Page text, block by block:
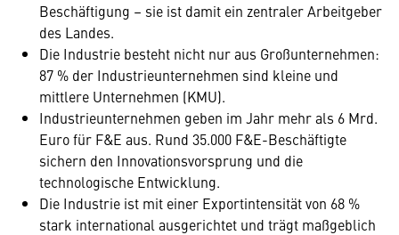
Beschäftigung – sie ist damit ein zentraler Arbeitgeber
des Landes.
Die Industrie besteht nicht nur aus Großunternehmen:
87 % der Industrieunternehmen sind kleine und
mittlere Unternehmen (KMU).
Industrieunternehmen geben im Jahr mehr als 6 Mrd.
Euro für F&E aus. Rund 35.000 F&E-Beschäftigte
sichern den Innovationsvorsprung und die
technologische Entwicklung.
Die Industrie ist mit einer Exportintensität von 68 %
stark international ausgerichtet und trägt maßgeblich